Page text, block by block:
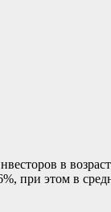
в
при этом в